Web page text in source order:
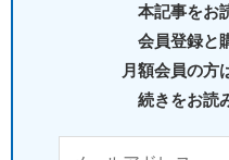
本記事をお
会員登録と
月額会員の方
続きをお読